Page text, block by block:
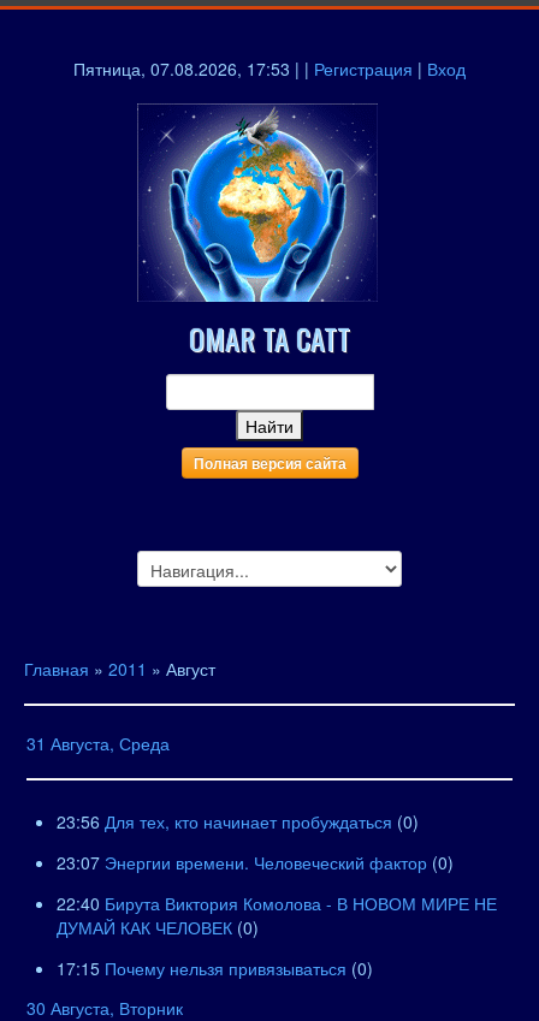
Пятница, 07.08.2026, 17:53 | | Регистрация | Вход
OMAR TA CATT
Полная версия сайта
Главная » 2011 » Август
31 Августа, Среда
23:56 Для тех, кто начинает пробуждаться (0)
23:07 Энергии времени. Человеческий фактор (0)
22:40 Бирута Виктория Комолова - В НОВОМ МИРЕ НЕ
ДУМАЙ КАК ЧЕЛОВЕК (0)
17:15 Почему нельзя привязываться (0)
30 Августа, Вторник